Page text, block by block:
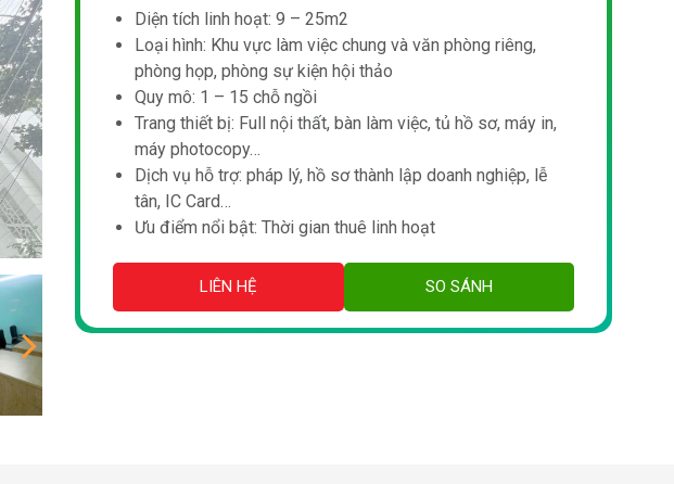
Diện tích linh hoạt: 9 – 25m2
Loại hình: Khu vực làm việc chung và văn phòng riêng,
phòng họp, phòng sự kiện hội thảo
Quy mô: 1 – 15 chỗ ngồi
Trang thiết bị: Full nội thất, bàn làm việc, tủ hồ sơ, máy in,
máy photocopy…
Dịch vụ hỗ trợ: pháp lý, hồ sơ thành lập doanh nghiệp, lễ
tân, IC Card…
Ưu điểm nổi bật: Thời gian thuê linh hoạt
LIÊN HỆ SO SÁNH